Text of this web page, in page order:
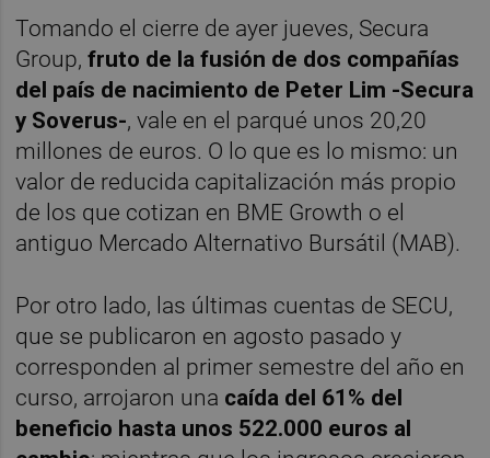
Tomando el cierre de ayer jueves, Secura
Group, fruto de la fusión de dos compañías
del país de nacimiento de Peter Lim -Secura
y Soverus-, vale en el parqué unos 20,20
millones de euros. O lo que es lo mismo: un
valor de reducida capitalización más propio
de los que cotizan en BME Growth o el
antiguo Mercado Alternativo Bursátil (MAB).
Por otro lado, las últimas cuentas de SECU,
que se publicaron en agosto pasado y
corresponden al primer semestre del año en
curso, arrojaron una caída del 61% del
beneficio hasta unos 522.000 euros al